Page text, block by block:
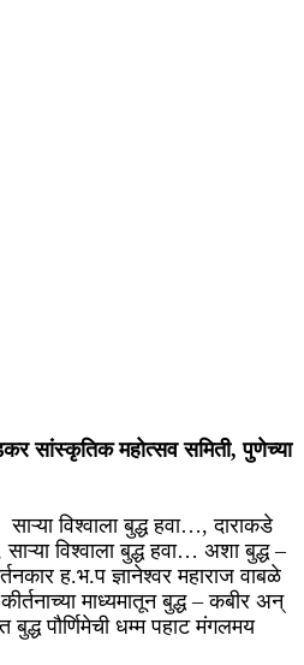
सांस्कृतिक महोत्सव समिती, पुणेच्या
विश्वाला बुद्ध हवा…, दाराकडे
विश्वाला बुद्ध हवा… अशा बुद्ध –
ह.भ.प ज्ञानेश्वर महाराज वाबळे
माध्यमातून बुद्ध – कबीर अन्
बुद्ध पौर्णिमेची धम्म पहाट मंगलमय